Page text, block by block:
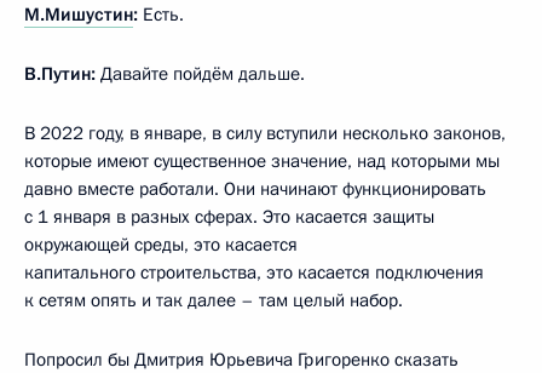
М.Мишустин: Есть.
В.Путин: Давайте пойдём дальше.
В 2022 году, в январе, в силу вступили несколько законов,
которые имеют существенное значение, над которыми мы
давно вместе работали. Они начинают функционировать
с 1 января в разных сферах. Это касается защиты
окружающей среды, это касается
капитального строительства, это касается подключения
к сетям опять и так далее – там целый набор.
Попросил бы Дмитрия Юрьевича Григоренко сказать